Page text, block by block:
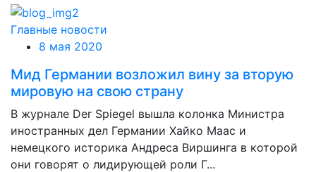
Главные новости
8 мая 2020
Мид Германии возложил вину за вторую
мировую на свою страну
В журнале Der Spiegel вышла колонка Министра
иностранных дел Германии Хайко Маас и
немецкого историка Андреса Виршинга в которой
они говорят о лидирующей роли Г...